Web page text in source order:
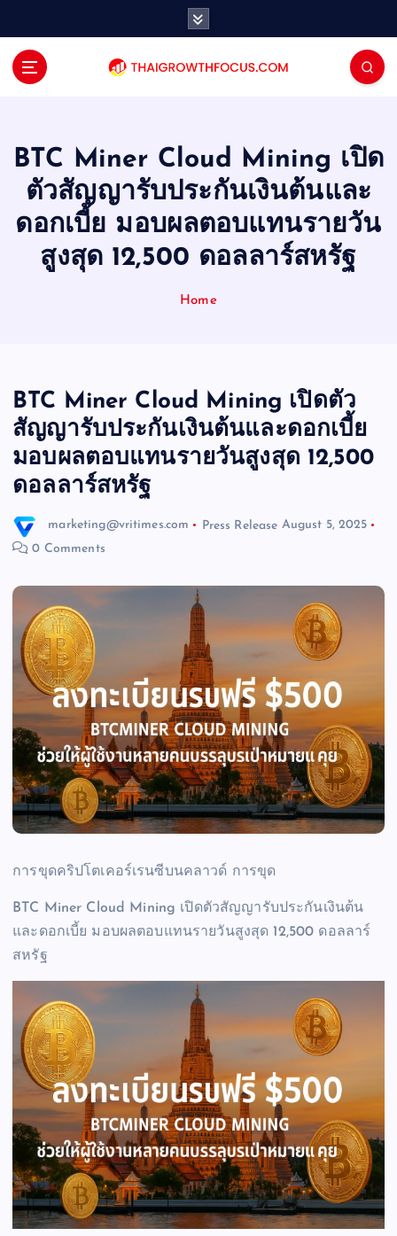
BTC Miner Cloud Mining เปิด
ตัวสัญญารับประกันเงินต้นและ
ดอกเบี้ย มอบผลตอบแทนรายวัน
สูงสุด 12,500 ดอลลาร์สหรัฐ
Home
BTC Miner Cloud Mining เปิดตัว
สัญญารับประกันเงินต้นและดอกเบี้ย
มอบผลตอบแทนรายวันสูงสุด 12,500
ดอลลาร์สหรัฐ
marketing@vritimes.com Press Release August 5, 2025
0 Comments
การขุดคริปโตเคอร์เรนซีบนคลาวด์ การขุด
BTC Miner Cloud Mining เปิดตัวสัญญารับประกันเงินต้น
และดอกเบี้ย มอบผลตอบแทนรายวันสูงสุด 12,500 ดอลลาร์
สหรัฐ